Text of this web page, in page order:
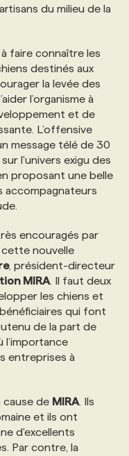
du milieu de la
faire connaître les
destinés aux
la levée des
l’organisme à
et de
L’offensive
message télé de 30
l'univers exigu des
proposant une belle
accompagnateurs
encouragés par
cette nouvelle
, président-directeur
MIRA . Il faut deux
les chiens et
qui font
de la part de
l’importance
entreprises à
cause de MIRA . Ils
et ils ont
d'excellents
Par contre, la